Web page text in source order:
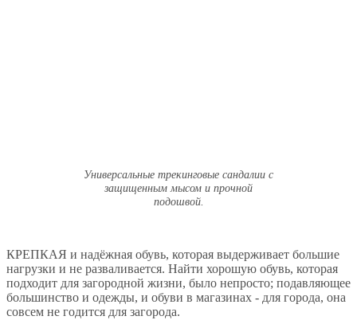
Универсальные трекинговые сандалии с
защищенным мысом и прочной
подошвой.
КРЕПКАЯ и надёжная обувь, которая выдерживает большие
нагрузки и не разваливается. Найти хорошую обувь, которая
подходит для загородной жизни, было непросто; подавляющее
большинство и одежды, и обуви в магазинах - для города, она
совсем не годится для загорода.